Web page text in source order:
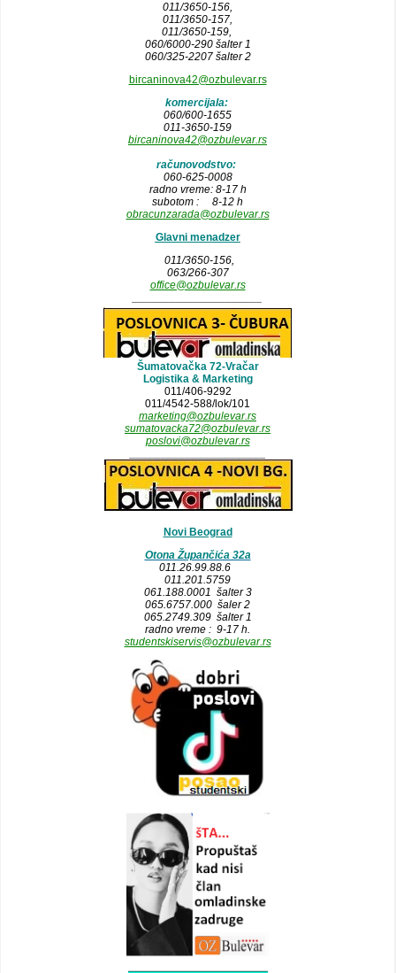
011/3650-156,
011/3650-157,
011/3650-159,
060/6000-290 šalter 1
060/325-2207 šalter 2
bircaninova42@ozbulevar.rs
komercijala:
060/600-1655
011-3650-159
bircaninova42@ozbulevar.rs
računovodstvo:
060-625-0008
radno vreme: 8-17 h
subotom : 8-12 h
obracunzarada@ozbulevar.rs
Glavni menadzer
011/3650-156,
063/266-307
office@ozbulevar.rs
Šumatovačka 72-Vračar
Logistika & Marketing
011/406-9292
011/4542-588/lok/101
marketing@ozbulevar.rs
sumatovacka72@ozbulevar.rs
poslovi@ozbulevar.rs
Novi Beograd
Otona Župančića 32a
011.26.99.88.6
011.201.5759
061.188.0001 šalter 3
065.6757.000 šaler 2
065.2749.309 šalter 1
radno vreme : 9-17 h.
studentskiservis@ozbulevar.rs